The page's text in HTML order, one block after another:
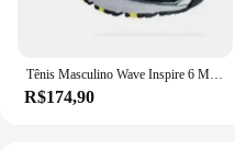
Tênis Masculino Wave Inspire 6 Macio E Leve Premium
R$174,90